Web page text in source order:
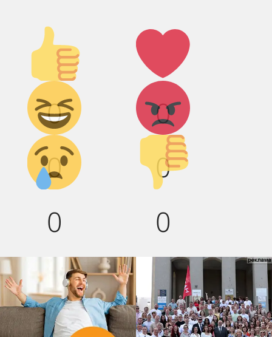
Палец
вверх!
0
Лайк!
0
Дикий
смех!
0
Агрессия!
0
Грусть :(
0
Палец
вниз!
0